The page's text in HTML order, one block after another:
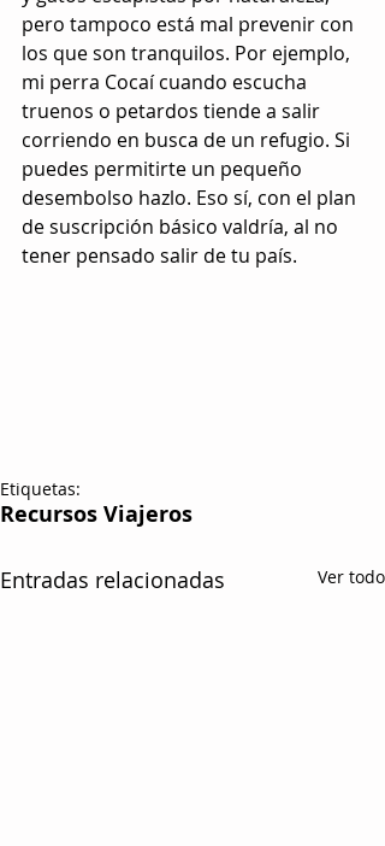
pero tampoco está mal prevenir con
los que son tranquilos. Por ejemplo,
mi perra Cocaí cuando escucha
truenos o petardos tiende a salir
corriendo en busca de un refugio. Si
puedes permitirte un pequeño
desembolso hazlo. Eso sí, con el plan
de suscripción básico valdría, al no
tener pensado salir de tu país.
Etiquetas:
Recursos Viajeros
Entradas relacionadas Ver todo